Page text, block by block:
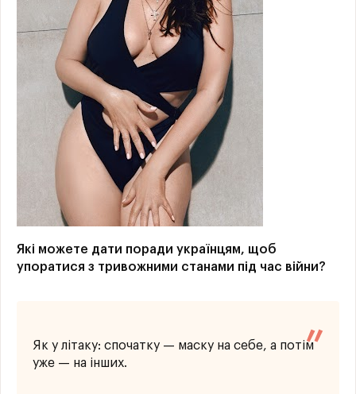
Які можете дати поради українцям, щоб
упоратися з тривожними станами під час війни?
Як у літаку: спочатку — маску на себе, а потім
уже — на інших.